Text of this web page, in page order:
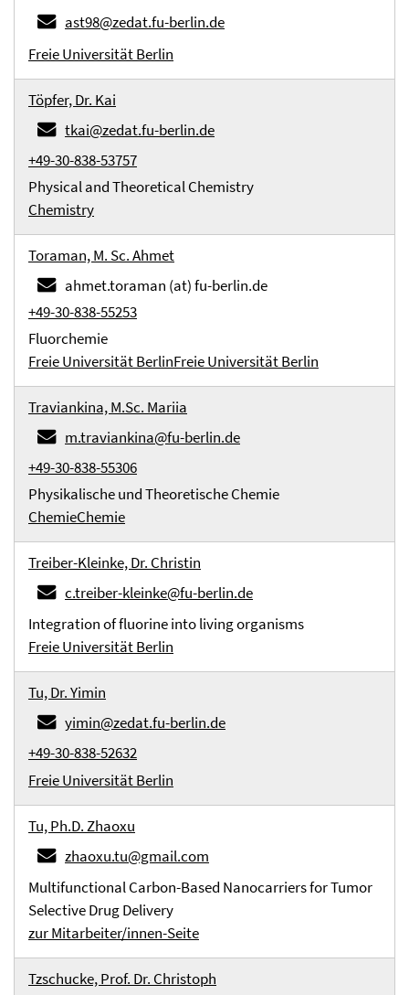
ast98@zedat.fu-berlin.de
Freie Universität Berlin
Töpfer, Dr. Kai
tkai@zedat.fu-berlin.de
+49-30-838-53757
Physical and Theoretical Chemistry
Chemistry
Toraman, M. Sc. Ahmet
ahmet.toraman (at) fu-berlin.de
+49-30-838-55253
Fluorchemie
Freie Universität BerlinFreie Universität Berlin
Traviankina, M.Sc. Mariia
m.traviankina@fu-berlin.de
+49-30-838-55306
Physikalische und Theoretische Chemie
ChemieChemie
Treiber-Kleinke, Dr. Christin
c.treiber-kleinke@fu-berlin.de
Integration of fluorine into living organisms
Freie Universität Berlin
Tu, Dr. Yimin
yimin@zedat.fu-berlin.de
+49-30-838-52632
Freie Universität Berlin
Tu, Ph.D. Zhaoxu
zhaoxu.tu@gmail.com
Multifunctional Carbon-Based Nanocarriers for Tumor
Selective Drug Delivery
zur Mitarbeiter/innen-Seite
Tzschucke, Prof. Dr. Christoph